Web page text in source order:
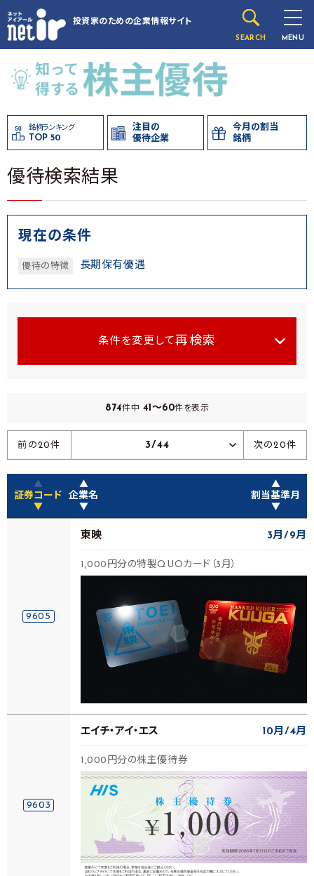
投資家のための企業情報サイト
SEARCH MENU
銘柄ランキング
TOP 50
注目の
優待企業
今月の割当
銘柄
優待検索結果
現在の条件
優待の特徴 長期保有優遇
条件を変更して 再検索
874件中 41～60件を表示
前の20件 3/44 次の20件
▲
証券コード
▼
▲
企業名
▼
▲
割当基準月
▼
9605
東映 3月 9月
1,000円分の特製QUOカード（3月）
9603
エイチ・アイ・エス 10月 4月
1,000円分の株主優待券